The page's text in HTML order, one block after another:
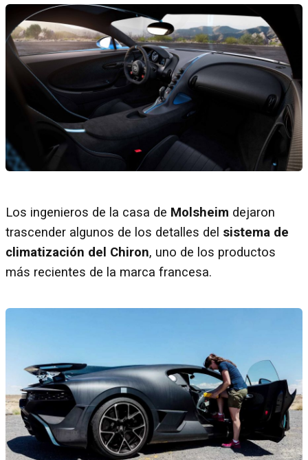
Los ingenieros de la casa de Molsheim dejaron
trascender algunos de los detalles del sistema de
climatización del Chiron, uno de los productos
más recientes de la marca francesa.